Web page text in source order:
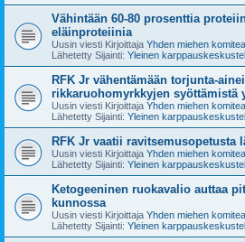
Vähintään 60-80 prosenttia
eläinproteiinia
Uusin viesti Kirjoittaja Yhden miehen komitea
Lähetetty Sijainti: Yleinen
RFK Jr vähentämään torjunta-
rikkaruohomyrkkyjen syöttämistä
Uusin viesti Kirjoittaja Yhden miehen komitea
Lähetetty Sijainti: Yleinen
RFK Jr vaatii ravitsemusopetusta
Uusin viesti Kirjoittaja Yhden miehen komitea
Lähetetty Sijainti: Yleinen
Ketogeeninen ruokavalio auttaa
kunnossa
Uusin viesti Kirjoittaja Yhden miehen komitea
Lähetetty Sijainti: Yleinen